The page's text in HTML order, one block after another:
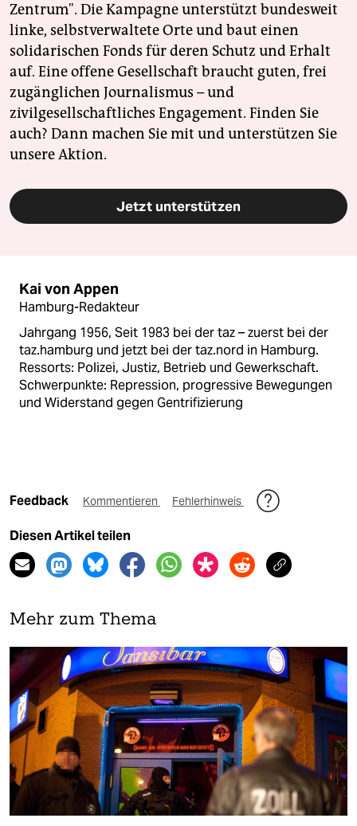
Zentrum". Die Kampagne unterstützt bundesweit
linke, selbstverwaltete Orte und baut einen
solidarischen Fonds für deren Schutz und Erhalt
auf. Eine offene Gesellschaft braucht guten, frei
zugänglichen Journalismus – und
zivilgesellschaftliches Engagement. Finden Sie
auch? Dann machen Sie mit und unterstützen Sie
unsere Aktion.
Jetzt unterstützen
Kai von Appen
Hamburg-Redakteur
Jahrgang 1956, Seit 1983 bei der taz – zuerst bei der
taz.hamburg und jetzt bei der taz.nord in Hamburg.
Ressorts: Polizei, Justiz, Betrieb und Gewerkschaft.
Schwerpunkte: Repression, progressive Bewegungen
und Widerstand gegen Gentrifizierung
Feedback Kommentieren Fehlerhinweis
Diesen Artikel teilen
Mehr zum Thema